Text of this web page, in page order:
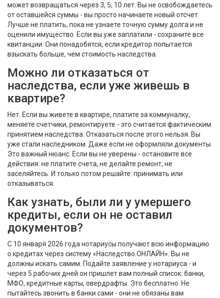
может возвращаться через 3, 5, 10 лет. Вы не освобождаетесь
от оставшейся суммы - вы просто начинаете новый отсчет.
Лучше не платить, пока не узнаете точную сумму долга и не
оценили имущество. Если вы уже заплатили - сохраните все
квитанции. Они понадобятся, если кредитор попытается
взыскать больше, чем стоимость наследства.
Можно ли отказаться от
наследства, если уже живешь в
квартире?
Нет. Если вы живете в квартире, платите за коммуналку,
меняете счетчики, ремонтируете - это считается фактическим
принятием наследства. Отказаться после этого нельзя. Вы
уже стали наследником. Даже если не оформляли документы.
Это важный нюанс. Если вы не уверены - остановите все
действия: не платите счета, не делайте ремонт, не
заселяйтесь. И только потом решайте: принимать или
отказываться.
Как узнать, были ли у умершего
кредиты, если он не оставил
документов?
С 10 января 2026 года нотариусы получают всю информацию
о кредитах через систему «Наследство.ОНЛАЙН». Вы не
должны искать самим. Подайте заявление у нотариуса - и
через 5 рабочих дней он пришлет вам полный список: банки,
МФО, кредитные карты, овердрафты. Это бесплатно. Не
пытайтесь звонить в банки сами - они не обязаны вам